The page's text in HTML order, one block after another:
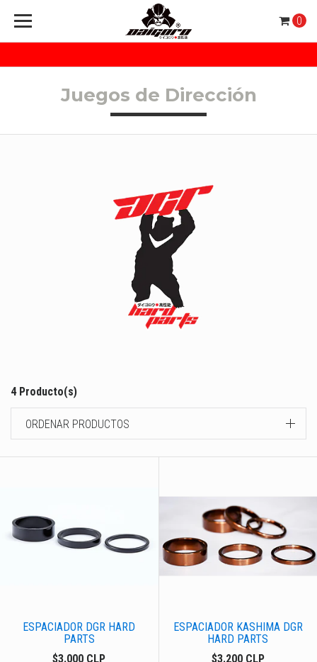
0
Juegos de Dirección
4 Producto(s)
ORDENAR PRODUCTOS
ESPACIADOR DGR HARD
PARTS
$3.000 CLP
ESPACIADOR KASHIMA DGR
HARD PARTS
$3.200 CLP